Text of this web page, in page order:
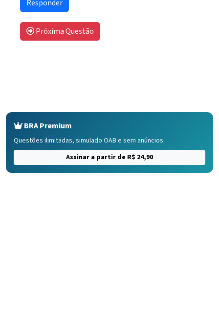
Próxima Questão
BRA Premium
Questões ilimitadas, simulado OAB e sem anúncios.
Assinar a partir de R$ 24,90